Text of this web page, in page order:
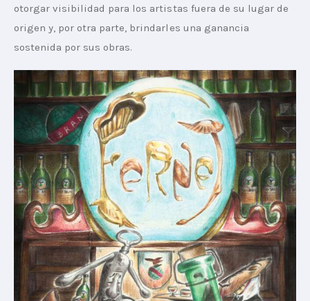
otorgar visibilidad para los artistas fuera de su lugar de
origen y, por otra parte, brindarles una ganancia
sostenida por sus obras.